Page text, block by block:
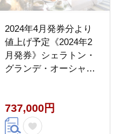
2024年4月発券分より
値上げ予定《2024年2
月発券》シェラトン・
グランデ・オーシャン
枚セット
737,000円